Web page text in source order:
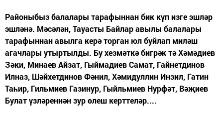
Районыбыз балалары тарафыннан бик күп изге эшләр
эшләнә. Мәсәлән, Тауасты Байлар авылы балалары
тарафыннан авылга керә торган юл буйлап миләш
агачлары утыртылды. Бу хезмәткә бигрәк тә Хәмәдиев
Зәки, Минаев Айзат, Гыймадиев Самат, Гайнетдинов
Илназ, Шәйхетдинов Фәнил, Хәмидуллин Инзил, Гатин
Таһир, Гильмиев Газинур, Гыйльмиев Нурфәт, Вәҗиев
Булат үзләреннән зур өлеш керттеләр....